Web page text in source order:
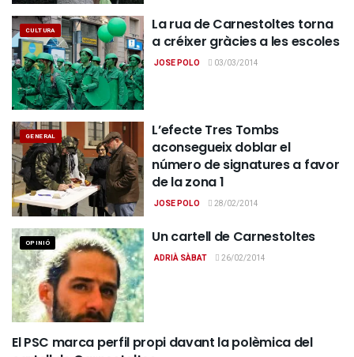
CULTURA
La rua de Carnestoltes torna
a créixer gràcies a les escoles
JOSE POLO 03/03/2014
GENERAL
L’efecte Tres Tombs
aconsegueix doblar el
número de signatures a favor
de la zona 1
JOSE POLO 28/02/2014
OPINIÓ Un cartell de Carnestoltes
ADRIÀ SÀBAT 26/02/2014
GENERAL
El PSC marca perfil propi davant la polèmica del